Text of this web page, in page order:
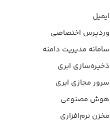
ایمیل
وردپرس‌ اختصاصی
سامانه مدیریت دامنه
ذخیره‌سازی ابری
سرور مجازی ابری
هوش مصنوعی
مخزن نرم‌افزاری